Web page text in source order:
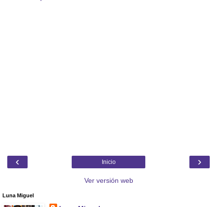
‹ ›
Inicio
Ver versión web
Luna Miguel